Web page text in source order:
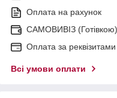
Оплата на рахунок
САМОВИВІЗ (Готівкою)
Оплата за реквізитами
Всі умови оплати